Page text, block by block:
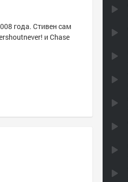
года. Стивен сам
и Chase